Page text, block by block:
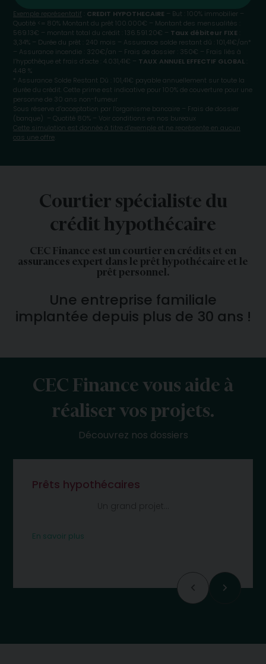
Exemple représentatif CREDIT HYPOTHECAIRE – But : 100% immobilier –
Quotité <= 80% Montant du prêt 100.000€ – Montant des mensualités :
569.13€ – montant total du crédit : 136.591.20€ – Taux débiteur FIXE
3,34% – Durée du prêt : 240 mois – Assurance solde restant dû : 101,41€/an*
– Assurance incendie : 320€/an – Frais de dossier : 350€ – Frais liés à
l’hypothèque et frais d’acte : 4.031,41€ – TAUX ANNUEL EFFECTIF GLOBAL
4.48 %
* Assurance Solde Restant Dû : 101,41€ payable annuellement sur toute la
durée du crédit. Cette prime est indicative pour 100% de couverture pour une
personne de 30 ans non-fumeur
Sous réserve d’acceptation par l’organisme bancaire – Frais de dossier
(banque) – Quotité 80% – Voir conditions en nos bureaux
Cette simulation est donnée à titre d’exemple et ne représente en aucun
cas une offre
Courtier spécialiste du
crédit hypothécaire
CEC Finance est un courtier en crédits et en
assurances expert dans le prêt hypothécaire et le
prêt personnel.
Une entreprise familiale
implantée depuis plus de 30 ans !
CEC Finance vous aide à
réaliser vos projets.
Découvrez nos dossiers
Prêts hypothécaires
Un grand projet…
En savoir plus